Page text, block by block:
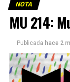
Este número
NOTA
MU 214:
Publicada hace 2